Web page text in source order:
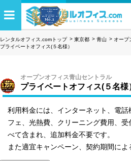
レンタルオフィス.comトップ 東京都 青山
オープ
プライベートオフィス(５名様）
オープンオフィス青山セントラル
プライベートオフィス(５名様
利用料金には、インターネット、電
フェ、光熱費、クリーニング費用、
べて含まれ、追加料金不要です。
また適宜キャンペーン、契約期間によ